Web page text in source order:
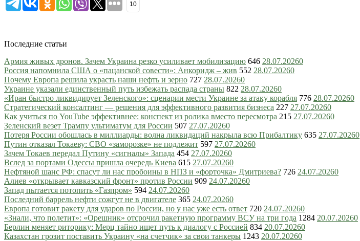
10
Последние статьи
Армия живых дронов. Зачем Украина резко усиливает мобилизацию 646 28.07.20260
Россия напомнила США о «пацанской совести»: Анкоридж – жив 552 28.07.20260
Почему Европа решила украсть наши нефть и зерно 727 28.07.20260
Украине указали единственный путь избежать распада страны 822 28.07.20260
«Иран быстро ликвидирует Зеленского»: сценарии мести Украине за атаку корабля 776 28.07.20260
Стратегический консалтинг — решения для эффективного развития бизнеса 227 27.07.20260
Как учиться по YouTube эффективнее: конспект из ролика вместо пересмотра 215 27.07.20260
Зеленский везет Трампу ультиматум для России 507 27.07.20260
Потеря России обошлась в миллиарды: волна ликвидаций накрыла всю Прибалтику 635 27.07.20260
Путин отказал Токаеву: СВО «заморозке» не подлежит 597 27.07.20260
Зачем Токаев передал Путину «сигналы» Запада 454 27.07.20260
Вслед за портами Одессы пришла очередь Киева 615 27.07.20260
Нефтяной шанс РФ: спасут ли нас пробоины в НПЗ и «форточка» Дмитриева? 726 24.07.20260
Алиев «открывает кавказский фронт» против России 909 24.07.20260
Запад пытается потопить «Газпром» 594 24.07.20260
Последний баррель нефти сожгут не в двигателе 365 24.07.20260
Европа готовит ракету для ударов по России, но у нас уже есть ответ 720 24.07.20260
«Знали, что полетит»: «Орешник» отсрочил ракетную программу ВСУ на три года 1284 20.07.20260
Берлин меняет риторику: Мерц тайно ищет путь к диалогу с Россией 834 20.07.20260
Казахстан грозит поставить Украину «на счетчик» за свои танкеры 1243 20.07.20260